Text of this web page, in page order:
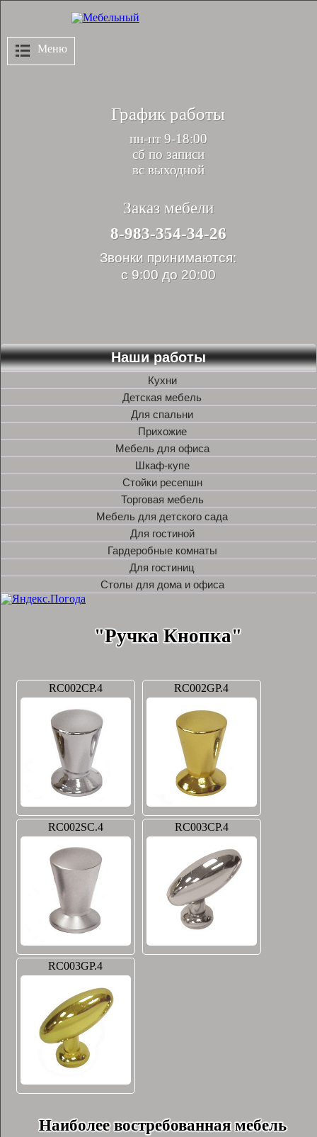
График работы
пн-пт 9-18:00
сб по записи
вс выходной
Заказ мебели
8-983-354-34-26
Звонки принимаются:
с 9:00 до 20:00
Меню
Наши работы
Кухни
Детская мебель
Для спальни
Прихожие
Мебель для офиса
Шкаф-купе
Стойки ресепшн
Торговая мебель
Мебель для детского сада
Для гостиной
Гардеробные комнаты
Для гостиниц
Столы для дома и офиса
"Ручка Кнопка"
RC002CP.4 RC002GP.4
RC002SC.4 RC003CP.4
RC003GP.4
Наиболее востребованная мебель